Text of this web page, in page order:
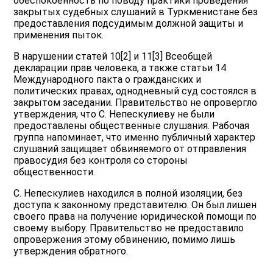
закрытых судебных слушаний в Туркменистане без
предоставления подсудимым должной защиты и
применения пыток.
В нарушении статей 10[2] и 11[3] Всеобщей
декларации прав человека, а также статьи 14
Международного пакта о гражданских и
политических правах, однодневный суд состоялся в
закрытом заседании. Правительство не опровергло
утверждения, что С. Непескулиеву не были
предоставлены общественные слушания. Рабочая
группа напоминает, что именно публичный характер
слушаний защищает обвиняемого от отправления
правосудия без контроля со стороны
общественности.
С. Непескулиев находился в полной изоляции, без
доступа к законному представителю. Он был лишен
своего права на получение юридической помощи по
своему выбору. Правительство не предоставило
опровержения этому обвинению, помимо лишь
утверждения обратного.